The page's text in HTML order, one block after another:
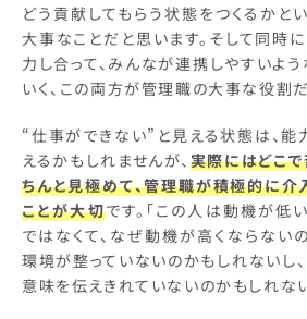
どう貢献してもらう状態をつくるかと
大事なことだと思います。そして同時
力し合って、みんなが連携しやすいよ
いく、この両方が管理職の大事な役割だ
“仕事ができない”と見える状態は、
えるかもしれませんが、 実際にはどこ
ちんと見極めて、管理職が積極的に介
ことが大切です。「この人は動機が低
ではなくて、なぜ動機が高くならない
環境が整っていないのかもしれないし
意味を伝えきれていないのかもしれな